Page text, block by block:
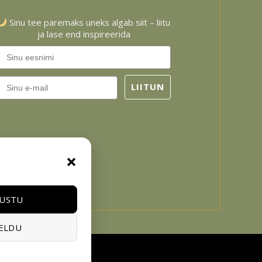
Sinu tee paremaks uneks algab siit – liitu
ja lase end inspireerida
LIITUN